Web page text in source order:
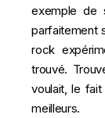
exemple de
parfaitement
rock
trouvé.
voulait, le
meilleurs.